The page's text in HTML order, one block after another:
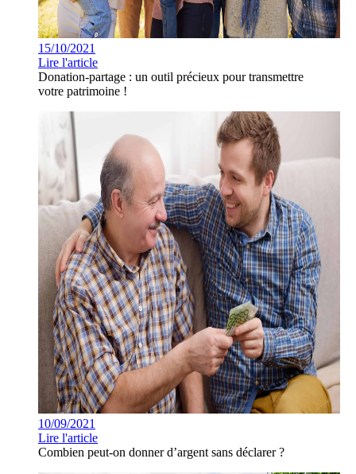
15/10/2021
Lire l'article
Donation-partage : un outil précieux pour transmettre
votre patrimoine !
10/09/2021
Lire l'article
Combien peut-on donner d’argent sans déclarer ?